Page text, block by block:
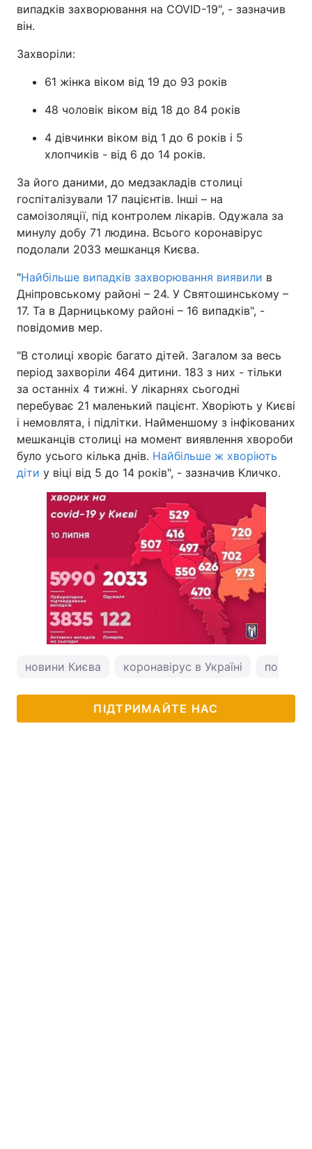
випадків захворювання на COVID-19", - зазначив
він.
Захворіли:
61 жінка віком від 19 до 93 рокiв
48 чоловік віком від 18 до 84 рокiв
4 дівчинки віком від 1 до 6 років і 5
хлопчиків - від 6 до 14 років.
За його даними, до медзакладів столиці
госпіталізували 17 пацієнтів. Інші – на
самоізоляції, під контролем лікарів. Одужала за
минулу добу 71 людина. Всього коронавірус
подолали 2033 мешканця Києва.
"Найбільше випадків захворювання виявили в
Дніпровському районі – 24. У Святошинському –
17. Та в Дарницькому районі – 16 випадків", -
повідомив мер.
"В столиці хворіє багато дітей. Загалом за весь
період захворіли 464 дитини. 183 з них - тільки
за останніх 4 тижні. У лікарнях сьогодні
перебуває 21 маленький пацієнт. Хворіють у Києві
і немовлята, і підлітки. Найменшому з інфікованих
мешканців столиці на момент виявлення хвороби
було усього кілька днів. Найбільше ж хворіють
діти у віці від 5 до 14 років", - зазначив Кличко.
новини Києва коронавірус в Україні погода
ПІДТРИМАЙТЕ НАС